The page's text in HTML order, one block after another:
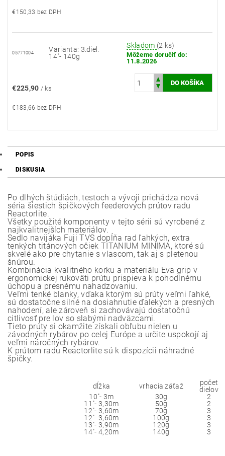
€150,33 bez DPH
05771004
Varianta: 3.diel.
14"- 140g
Skladom (2 ks)
Môžeme doručiť do:
11.8.2026
€225,90 / ks
€183,66 bez DPH
POPIS
DISKUSIA
Po dlhých štúdiách, testoch a vývoji prichádza nová
séria šiestich špičkových feederových prútov radu
Reactorlite.
Všetky použité komponenty v tejto sérii sú vyrobené z
najkvalitnejších materiálov.
Sedlo navijáka Fuji TVS dopĺňa rad ľahkých, extra
tenkých titánových očiek TITANIUM MINIMA, ktoré sú
skvelé ako pre chytanie s vlascom, tak aj s pletenou
šnúrou.
Kombinácia kvalitného korku a materiálu Eva grip v
ergonomickej rukoväti prútu prispieva k pohodlnému
úchopu a presnému nahadzovaniu.
Veľmi tenké blanky, vďaka ktorým sú prúty veľmi ľahké,
sú dostatočne silné na dosiahnutie ďalekých a presných
nahodení, ale zároveň si zachovávajú dostatočnú
citlivosť pre lov so slabými nadväzcami.
Tieto prúty si okamžite získali obľubu nielen u
závodných rybárov po celej Európe a určite uspokojí aj
veľmi náročných rybárov.
K prútom radu Reactorlite sú k dispozícii náhradné
špičky.
dĺžka vrhacia záťaž
počet
dielov
10"- 3m
30g
2
11"- 3,30m
50g
2
12"- 3,60m
70g
3
12"- 3,60m
100g
3
13"- 3,90m
120g
3
14"- 4,20m
140g 3